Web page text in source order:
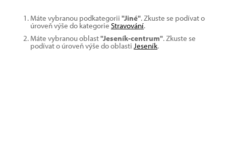
Máte vybranou podkategorii "Jiné". Zkuste se podívat o
úroveň výše do kategorie Stravování.
Máte vybranou oblast"Jeseník-centrum". Zkuste se
podívat o úroveň výše do oblasti Jeseník.